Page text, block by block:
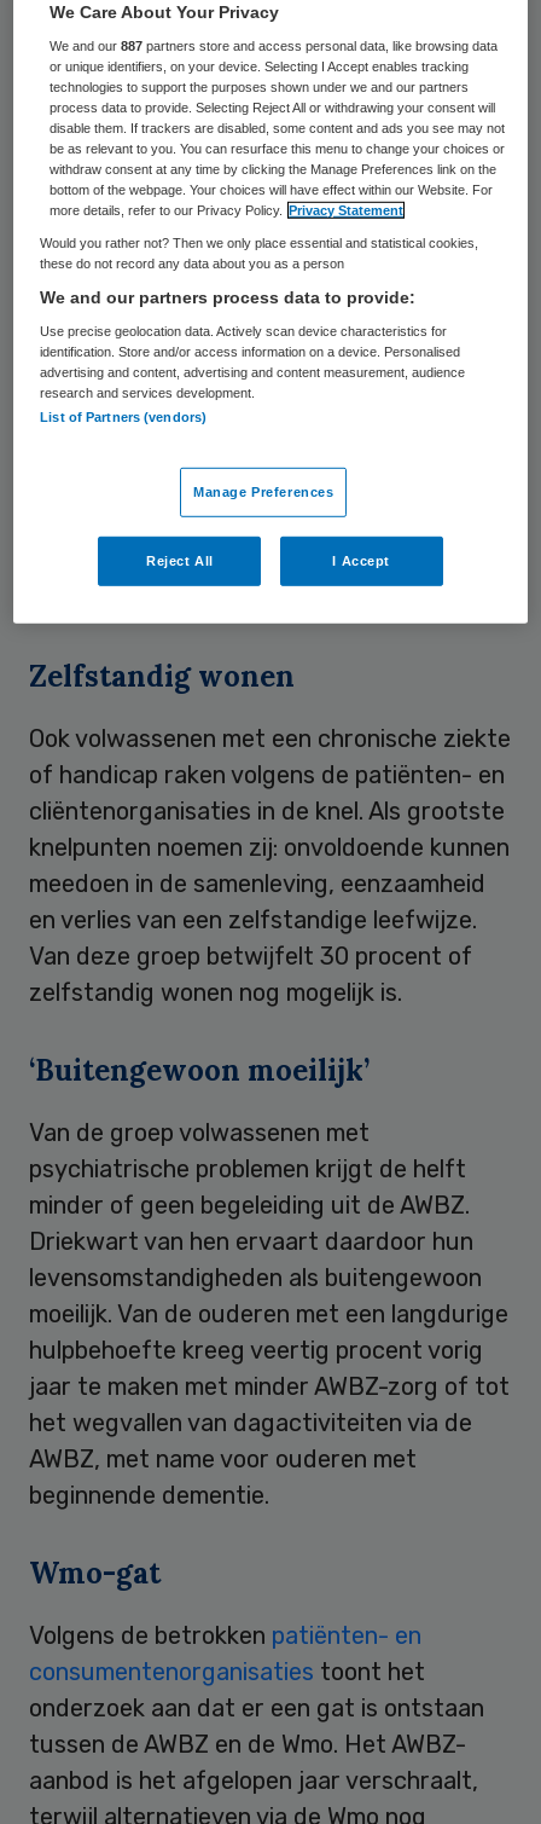
Dit blijkt uit gezamenlijk onderzoek van
patiënten- en cliëntenorganisaties.
Onzekerheid
In hetonderzoek komen vier specifieke
groepen cliënten naar voren die in het
bijzonder getroffen zijn door de
verscherpte indicatie. De eerste groep
bestaat uit gezinnen met een gehandicapt
kind dan wel een kind met psychische
problemen. Door het wegvallen van AWBZ-
van het kind te stimuleren.Dit leidt tot
meer belasting van het gezin en
onzekerheid over noodzakelijke
Zelfstandig wonen
Ook volwassenen met een chronische ziekte
of handicap raken volgens de patiënten- en
cliëntenorganisaties in de knel. Als grootste
knelpunten noemen zij: onvoldoende kunnen
meedoen in de samenleving, eenzaamheid
en verlies van een zelfstandige leefwijze.
Van deze groep betwijfelt 30 procent of
zelfstandig wonen nog mogelijk is.
‘Buitengewoon moeilijk’
Van de groep volwassenen met
psychiatrische problemen krijgt de helft
minder of geen begeleiding uit de AWBZ.
Driekwart van hen ervaart daardoor hun
levensomstandigheden als buitengewoon
moeilijk. Van de ouderen met een langdurige
hulpbehoefte kreeg veertig procent vorig
jaar te maken met minder AWBZ-zorg of tot
het wegvallen van dagactiviteiten via de
AWBZ, met name voor ouderen met
beginnende dementie.
Wmo-gat
Volgens de betrokken patiënten- en
consumentenorganisaties toont het
onderzoek aan dat er een gat is ontstaan
tussen de AWBZ en de Wmo. Het AWBZ-
aanbod is het afgelopen jaar verschraalt,
terwijl alternatieven via de Wmo nog
We Care About Your Privacy
We and our887 partners store and access personal data, like browsing data
or unique identifiers, on your device. Selecting I Accept enables tracking
technologies to support the purposes shown under we and our partners
process data to provide. Selecting Reject All or withdrawing your consent will
disable them. If trackers are disabled, some content and ads you see may not
be as relevant to you. You can resurface this menu to change your choices or
withdraw consent at any time by clicking the Manage Preferences link on the
bottom of the webpage. Your choices will have effect within our Website. For
more details, refer to our Privacy Policy.
Privacy Statement
Would you rather not? Then we only place essential and statistical cookies,
these do not record any data about you as a person
We and our partners process data to provide:
Use precise geolocation data. Actively scan device characteristics for
identification. Store and/or access information on a device. Personalised
advertising and content, advertising and content measurement, audience
research and services development.
List of Partners (vendors)
Manage Preferences
Reject All I Accept